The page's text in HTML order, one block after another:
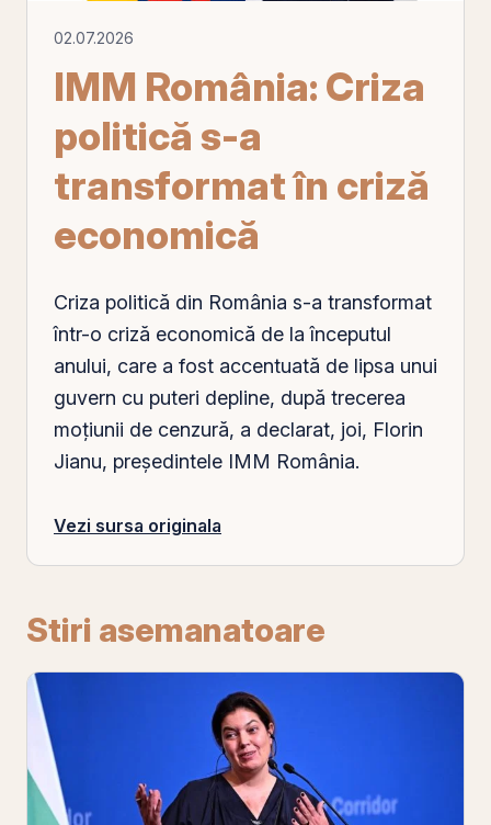
02.07.2026
IMM România: Criza
politică s-a
transformat în criză
economică
Criza politică din România s-a transformat
într-o criză economică de la începutul
anului, care a fost accentuată de lipsa unui
guvern cu puteri depline, după trecerea
moţiunii de cenzură, a declarat, joi, Florin
Jianu, preşedintele IMM România.
Vezi sursa originala
Stiri asemanatoare